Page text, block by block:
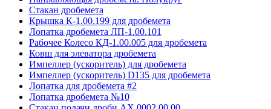
Стакан дробемета
Крышка К-1.00.199 для дробемета
Лопатка дробемета ЛП-1.00.101
Рабочее Колесо КД-1.00.005 для дробемета
Ковш для элеватора дробемета
Импеллер (ускоритель) для дробемета
Импеллер (ускоритель) D135 для дробемета
Лопатка для дробемета #2
Лопатка дробемета №10